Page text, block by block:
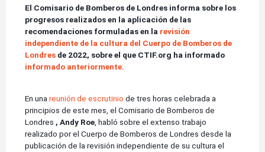
El Comisario de Bomberos de Londres informa sobre los
progresos realizados en la aplicación de las
recomendaciones formuladas en la revisión
independiente de la cultura del Cuerpo de Bomberos de
Londres de 2022, sobre el que CTIF.org ha informado
informado anteriormente.
En una reunión de escrutinio de tres horas celebrada a
principios de este mes, el Comisario de Bomberos de
Londres , Andy Roe , habló sobre el extenso trabajo
realizado por el Cuerpo de Bomberos de Londres desde la
publicación de la revisión independiente de su cultura el